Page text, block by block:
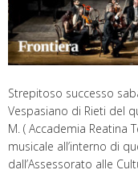
Strepitoso successo
Vespasiano di Rieti del
M. ( Accademia Reatina
musicale all’interno di
dall’Assessorato alle